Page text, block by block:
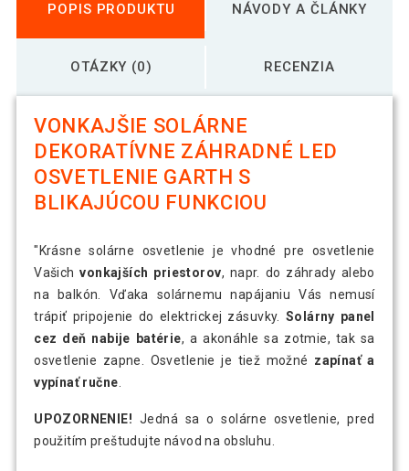
POPIS PRODUKTU NÁVODY A ČLÁNKY
OTÁZKY (0) RECENZIA
VONKAJŠIE SOLÁRNE
DEKORATÍVNE ZÁHRADNÉ LED
OSVETLENIE GARTH S
BLIKAJÚCOU FUNKCIOU
"Krásne solárne osvetlenie je vhodné pre osvetlenie
Vašichvonkajších priestorov, napr. do záhrady alebo
na balkón. Vďaka solárnemu napájaniu Vás nemusí
trápiť pripojenie do elektrickej zásuvky. Solárny panel
cez deň nabije batérie, a akonáhle sa zotmie, tak sa
osvetlenie zapne. Osvetlenie je tiež možné zapínať a
vypínať ručne
UPOZORNENIE! Jedná sa o solárne osvetlenie, pred
použitím preštudujte návod na obsluhu.